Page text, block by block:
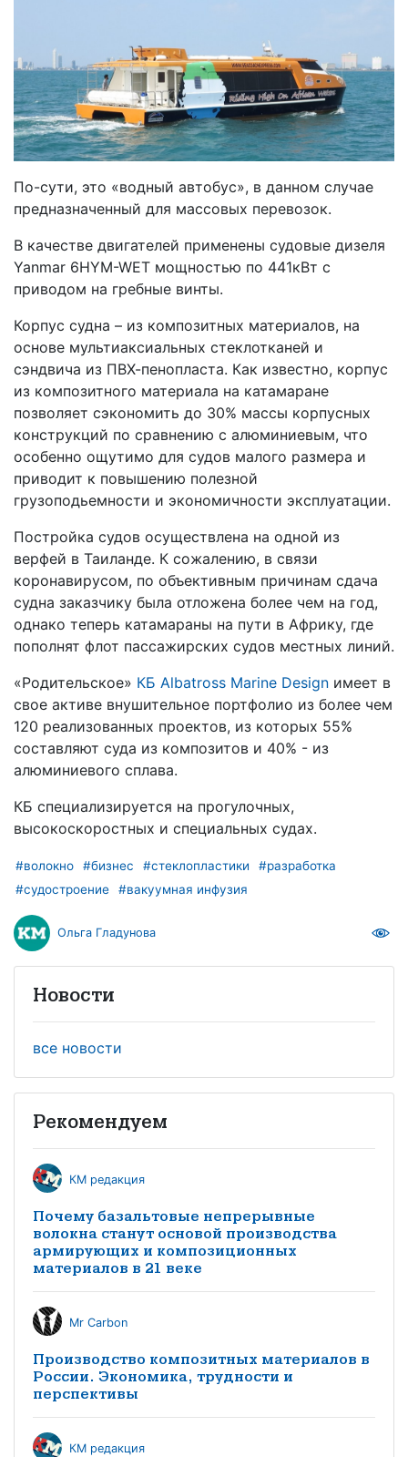
По-сути, это «водный автобус», в данном случае
предназначенный для массовых перевозок.
В качестве двигателей применены судовые дизеля
Yanmar 6HYM-WET мощностью по 441кВт с
приводом на гребные винты.
Корпус судна – из композитных материалов, на
основе мультиаксиальных стеклотканей и
сэндвича из ПВХ-пенопласта. Как известно, корпус
из композитного материала на катамаране
позволяет сэкономить до 30% массы корпусных
конструкций по сравнению с алюминиевым, что
особенно ощутимо для судов малого размера и
приводит к повышению полезной
грузоподьемности и экономичности эксплуатации.
Постройка судов осуществлена на одной из
верфей в Таиланде. К сожалению, в связи
коронавирусом, по объективным причинам сдача
судна заказчику была отложена более чем на год,
однако теперь катамараны на пути в Африку, где
пополнят флот пассажирских судов местных линий.
«Родительское» КБ Albatross Marine Design имеет в
свое активе внушительное портфолио из более чем
120 реализованных проектов, из которых 55%
составляют суда из композитов и 40% - из
алюминиевого сплава.
КБ специализируется на прогулочных,
высокоскоростных и специальных судах.
#волокно #бизнес #стеклопластики
#разработка
#судостроение
#вакуумная инфузия
Ольга Гладунова
Новости
все новости
Рекомендуем
КМ редакция
Почему базальтовые непрерывные
волокна станут основой производства
армирующих и композиционных
материалов в 21 веке
Mr Carbon
Производство композитных материалов в
России. Экономика, трудности и
перспективы
КМ редакция